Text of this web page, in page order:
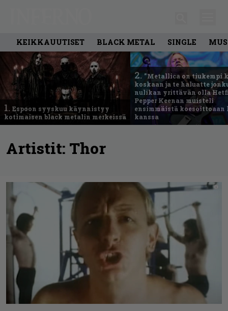
KEIKKAUUTISET BLACK METAL SINGLE
1. Espoon syyskuu käynnistyy
kotimaisen black metalin merkeissä
2. ”Metallica on tiukempi
koskaan ja te haluatte
nulikan yrittävän olla
Pepper Keenan muisteli
ensimmäistä
kanssa
Artistit: Thor